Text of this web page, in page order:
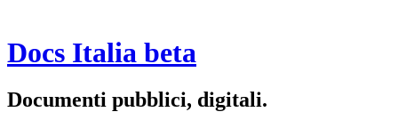
Docs Italia beta
Documenti pubblici, digitali.